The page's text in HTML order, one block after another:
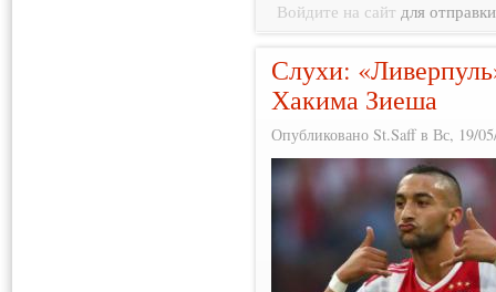
Войдите на сайт для
Слухи:
Хакима Зиеша
Опубликовано St.Saff в Вс, 19/